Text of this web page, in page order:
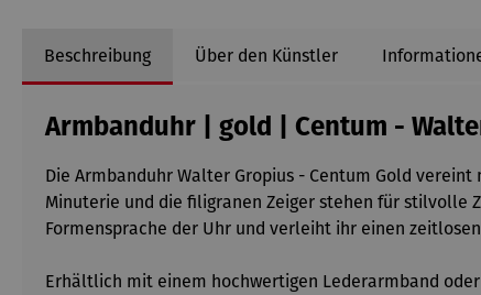
Beschreibung Über den Künstler
Armbanduhr | gold | Centum -
Die Armbanduhr Walter Gropius - Centum Gold
Minuterie und die filigranen Zeiger stehen für stilvolle
Formensprache der Uhr und verleiht ihr einen
Erhältlich mit einem hochwertigen Lederarmband